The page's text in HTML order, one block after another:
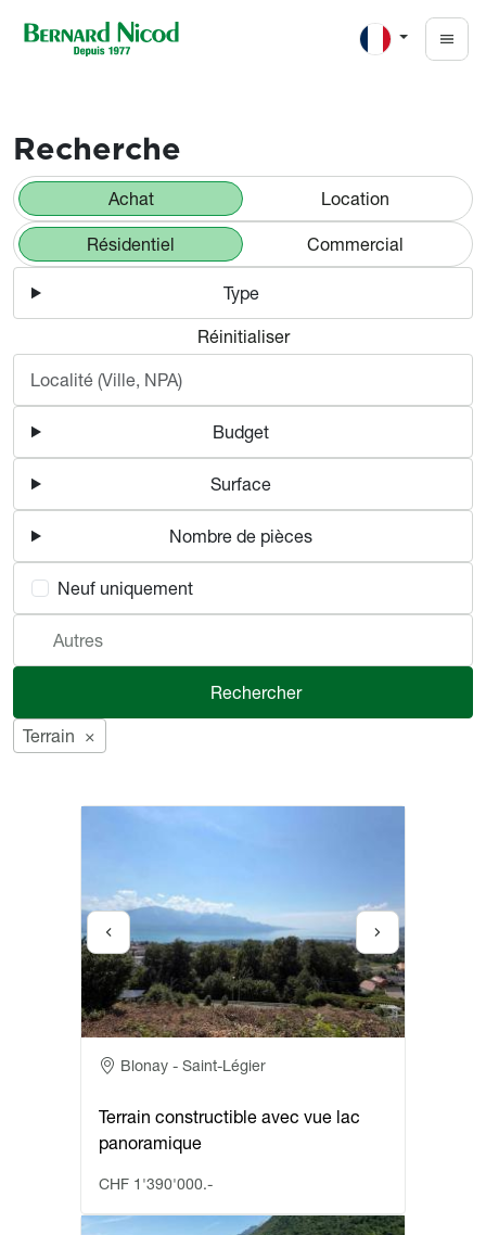
Appartements et maisons à
Recherche
Achat Location
Résidentiel Commercial
Type
Réinitialiser
Budget
Surface
Nombre de pièces
Neuf uniquement
Autres
Rechercher
Terrain
Adresse
Blonay - Saint-Légier
Terrain constructible avec vue lac
panoramique
CHF 1'390'000.-